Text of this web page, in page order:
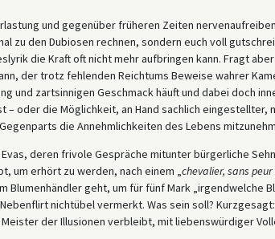
und gegenüber früheren Zeiten
zu den Dubiosen rechnen, sondern euch voll
die Kraft oft nicht mehr aufbringen kann. Fragt
der trotz fehlenden Reichtums Beweise wahrer
und zartsinnigen Geschmack häuft und dabei doch
– oder die Möglichkeit, an Hand sachlich eingestellter,
die Annehmlichkeiten des Lebens
deren frivole Gespräche mitunter bürgerliche
um erhört zu werden, nach einem „chevalier, sans
Blumenhändler geht, um für fünf Mark „irgendwelche
nichtübel vermerkt. Was sein soll?
der Illusionen verbleibt, mit liebenswürdiger